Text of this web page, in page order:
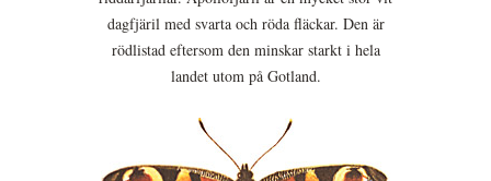
dagfjäril med svarta och röda fläckar. Den är
rödlistad eftersom den minskar starkt i hela
landet utom på Gotland.